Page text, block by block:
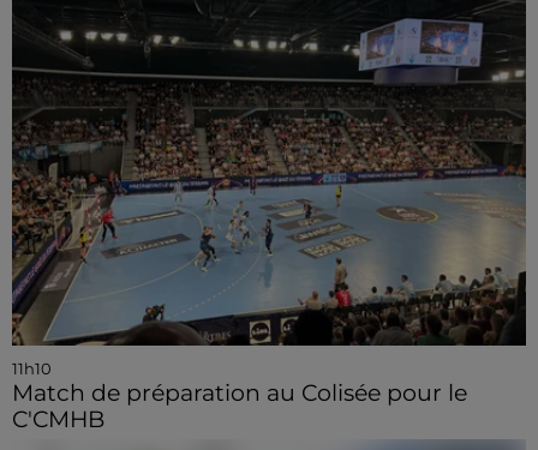
11h10
Match de préparation au Colisée pour le
C'CMHB